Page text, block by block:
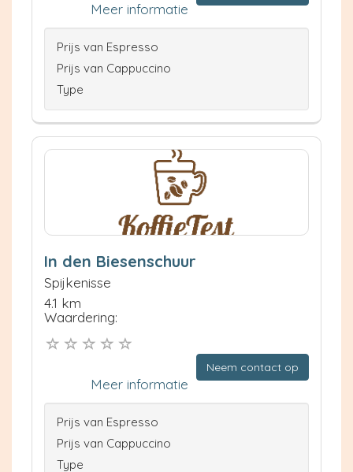
Meer informatie
Prijs van Espresso
Prijs van Cappuccino
Type
In den Biesenschuur
Spijkenisse
4.1 km
Waardering:
Neem contact op
Meer informatie
Prijs van Espresso
Prijs van Cappuccino
Type